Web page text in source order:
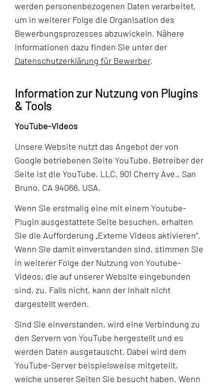
werden personenbezogenen Daten verarbeitet,
um in weiterer Folge die Organisation des
Bewerbungsprozesses abzuwickeln. Nähere
Informationen dazu finden Sie unter der
Datenschutzerklärung für Bewerber.
Information zur Nutzung von Plugins
& Tools
YouTube-Videos
Unsere Website nutzt das Angebot der von
Google betriebenen Seite YouTube. Betreiber der
Seite ist die YouTube, LLC, 901 Cherry Ave., San
Bruno, CA 94066, USA.
Wenn Sie erstmalig eine mit einem Youtube-
Plugin ausgestattete Seite besuchen, erhalten
Sie die Aufforderung „Externe Videos aktivieren“.
Wenn Sie damit einverstanden sind, stimmen Sie
in weiterer Folge der Nutzung von Youtube-
Videos, die auf unserer Website eingebunden
sind, zu. Falls nicht, kann der Inhalt nicht
dargestellt werden.
Sind Sie einverstanden, wird eine Verbindung zu
den Servern von YouTube hergestellt und es
werden Daten ausgetauscht. Dabei wird dem
YouTube-Server beispielsweise mitgeteilt,
welche unserer Seiten Sie besucht haben. Wenn